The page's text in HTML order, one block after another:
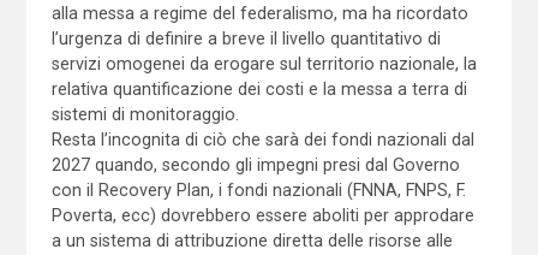
alla messa a regime del federalismo, ma ha ricordato
l’urgenza di definire a breve il livello quantitativo di
servizi omogenei da erogare sul territorio nazionale, la
relativa quantificazione dei costi e la messa a terra di
sistemi di monitoraggio.
Resta l’incognita di ciò che sarà dei fondi nazionali dal
2027 quando, secondo gli impegni presi dal Governo
con il Recovery Plan, i fondi nazionali (FNNA, FNPS, F.
Poverta, ecc) dovrebbero essere aboliti per approdare
a un sistema di attribuzione diretta delle risorse alle